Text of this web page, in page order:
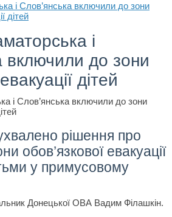
і Слов’янська включили до зони
дітей
і
включили до зони
дітей
рішення про
обов’язкової евакуації
у примусовому
Донецької ОВА Вадим Філашкін.